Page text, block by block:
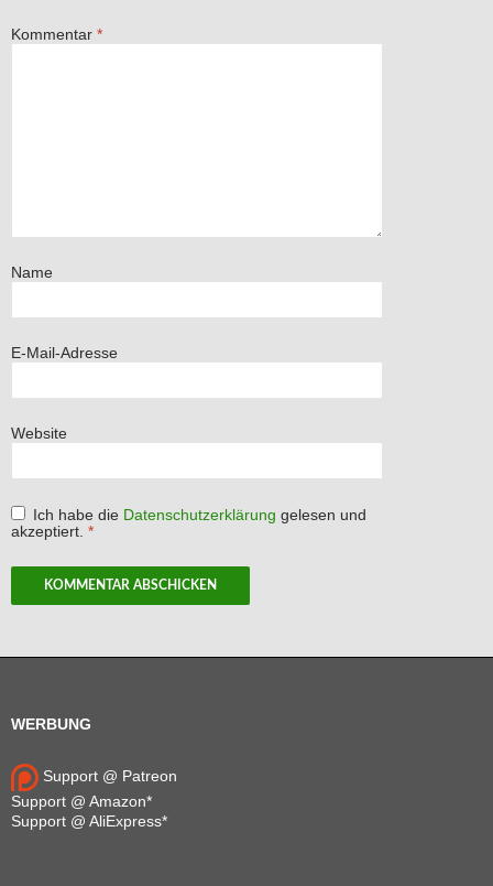
Kommentar *
Name
E-Mail-Adresse
Website
Ich habe die Datenschutzerklärung gelesen und
akzeptiert. *
WERBUNG
Support @ Patreon
Support @ Amazon*
Support @ AliExpress*